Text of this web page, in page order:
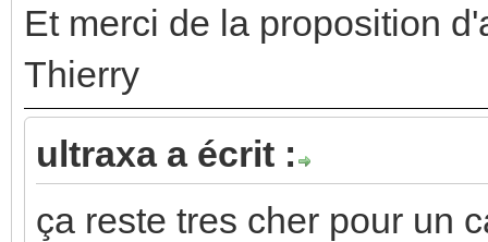
Et merci de la proposition
Thierry
ultraxa a écrit :
ça reste tres cher pour un